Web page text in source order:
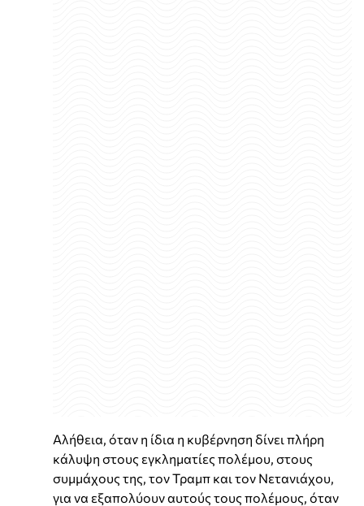
Αλήθεια, όταν η ίδια η κυβέρνηση δίνει πλήρη
κάλυψη στους εγκληματίες πολέμου, στους
συμμάχους της, τον Τραμπ και τον Νετανιάχου,
για να εξαπολύουν αυτούς τους πολέμους, όταν